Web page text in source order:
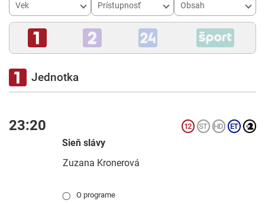
Vek Prístupnosť Obsah
Jednotka
23:20
Sieň slávy
Zuzana Kronerová
◯ O programe